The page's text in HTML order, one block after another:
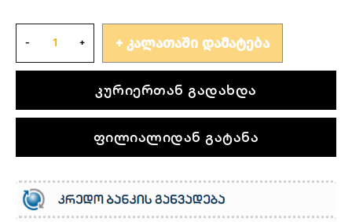
ᲙᲐᲚᲐᲗᲐᲨᲘ ᲓᲐᲛᲐᲢᲔᲑᲐ
კურიერთან გადახდა
ფილიალიდან გატანა